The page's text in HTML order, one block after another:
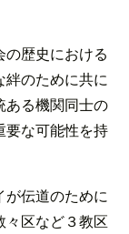
歴史における
絆のために共に
ある機関同士の
要な可能性を持
が伝道のために
区など３教区